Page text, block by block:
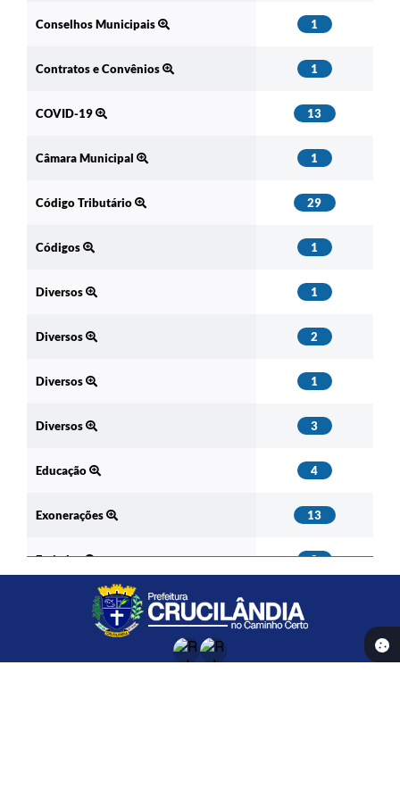
Conselhos Municipais 1
Contratos e Convênios 1
COVID-19 13
Câmara Municipal 1
Código Tributário 29
Códigos 1
Diversos 1
Diversos 2
Diversos 1
Diversos 3
Educação 4
Exonerações 13
Feriados 2